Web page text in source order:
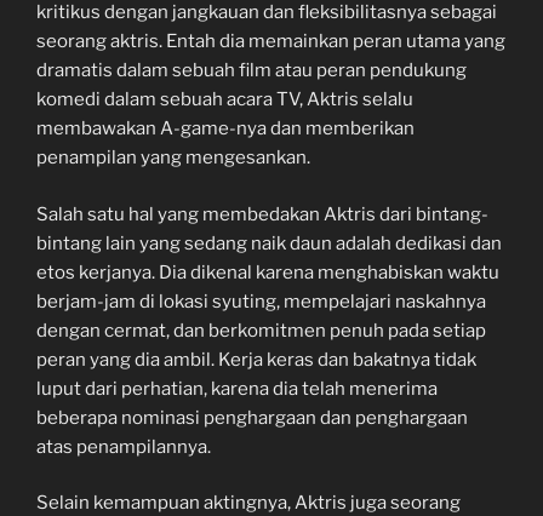
kritikus dengan jangkauan dan fleksibilitasnya sebagai
seorang aktris. Entah dia memainkan peran utama yang
dramatis dalam sebuah film atau peran pendukung
komedi dalam sebuah acara TV, Aktris selalu
membawakan A-game-nya dan memberikan
penampilan yang mengesankan.
Salah satu hal yang membedakan Aktris dari bintang-
bintang lain yang sedang naik daun adalah dedikasi dan
etos kerjanya. Dia dikenal karena menghabiskan waktu
berjam-jam di lokasi syuting, mempelajari naskahnya
dengan cermat, dan berkomitmen penuh pada setiap
peran yang dia ambil. Kerja keras dan bakatnya tidak
luput dari perhatian, karena dia telah menerima
beberapa nominasi penghargaan dan penghargaan
atas penampilannya.
Selain kemampuan aktingnya, Aktris juga seorang